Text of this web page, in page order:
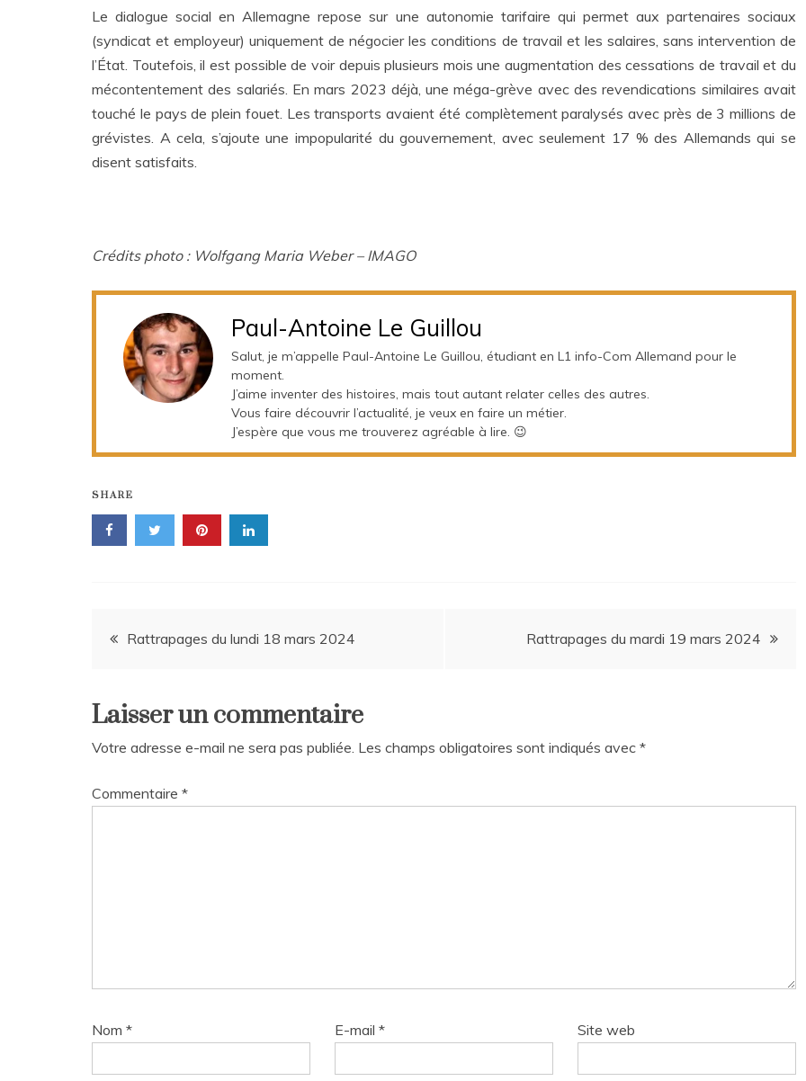
Le dialogue social en Allemagne repose sur une autonomie tarifaire qui permet aux partenaires sociaux
(syndicat et employeur) uniquement de négocier les conditions de travail et les salaires, sans intervention de
l’État. Toutefois, il est possible de voir depuis plusieurs mois une augmentation des cessations de travail et du
mécontentement des salariés. En mars 2023 déjà, une méga-grève avec des revendications similaires avait
touché le pays de plein fouet. Les transports avaient été complètement paralysés avec près de 3 millions de
grévistes. A cela, s’ajoute une impopularité du gouvernement, avec seulement 17 % des Allemands qui se
disent satisfaits.
Crédits photo : Wolfgang Maria Weber – IMAGO
Paul-Antoine Le Guillou
Salut, je m’appelle Paul-Antoine Le Guillou, étudiant en L1 info-Com Allemand pour le
moment.
J’aime inventer des histoires, mais tout autant relater celles des autres.
Vous faire découvrir l’actualité, je veux en faire un métier.
J’espère que vous me trouverez agréable à lire. 😉
SHARE
Navigation
l’article
Rattrapages du lundi 18 mars 2024 Rattrapages du mardi 19 mars 2024
Laisser un commentaire
Votre adresse e-mail ne sera pas publiée. Les champs obligatoires sont indiqués avec *
Commentaire *
Nom * E-mail* Site web